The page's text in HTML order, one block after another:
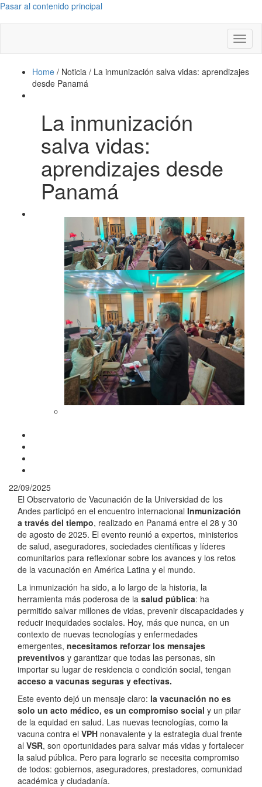
Pasar al contenido principal
Home / Noticia / La inmunización salva vidas: aprendizajes
desde Panamá
La inmunización
salva vidas:
aprendizajes desde
Panamá
22/09/2025
El Observatorio de Vacunación de la Universidad de los
Andes participó en el encuentro internacional Inmunización
a través del tiempo, realizado en Panamá entre el 28 y 30
de agosto de 2025. El evento reunió a expertos, ministerios
de salud, aseguradores, sociedades científicas y líderes
comunitarios para reflexionar sobre los avances y los retos
de la vacunación en América Latina y el mundo.
La inmunización ha sido, a lo largo de la historia, la
herramienta más poderosa de la salud pública: ha
permitido salvar millones de vidas, prevenir discapacidades y
reducir inequidades sociales. Hoy, más que nunca, en un
contexto de nuevas tecnologías y enfermedades
emergentes, necesitamos reforzar los mensajes
preventivos y garantizar que todas las personas, sin
importar su lugar de residencia o condición social, tengan
acceso a vacunas seguras y efectivas.
Este evento dejó un mensaje claro: la vacunación no es
solo un acto médico, es un compromiso social y un pilar
de la equidad en salud. Las nuevas tecnologías, como la
vacuna contra el VPH nonavalente y la estrategia dual frente
al VSR, son oportunidades para salvar más vidas y fortalecer
la salud pública. Pero para lograrlo se necesita compromiso
de todos: gobiernos, aseguradores, prestadores, comunidad
académica y ciudadanía.